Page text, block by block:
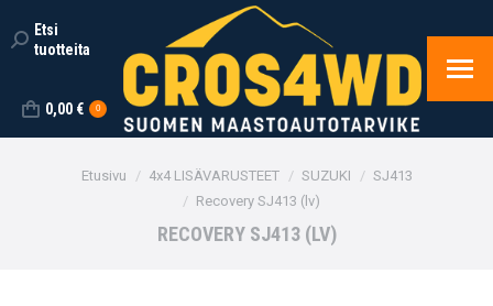
Search:
Etsi
tuotteita
0,00 € 0
You are here:
Etusivu 4x4 LISÄVARUSTEET SUZUKI
SJ413
Recovery SJ413 (lv)
RECOVERY SJ413 (LV)